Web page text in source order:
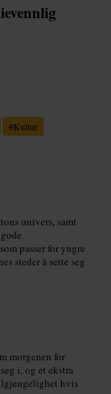
#Kultur
univers, samt
passer for yngre
steder å sette seg
morgenen for
i, og et ekstra
hvis